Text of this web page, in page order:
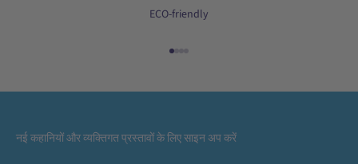
ECO-friendly
नई कहानियों और व्यक्तिगत प्रस्तावों के लिए साइन अप करें